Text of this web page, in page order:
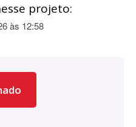
projeto:
às 12:58